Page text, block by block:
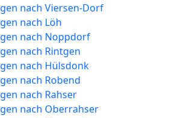
nach Viersen-Dorf
nach Löh
nach Noppdorf
nach Rintgen
nach Hülsdonk
nach Robend
nach Rahser
nach Oberrahser